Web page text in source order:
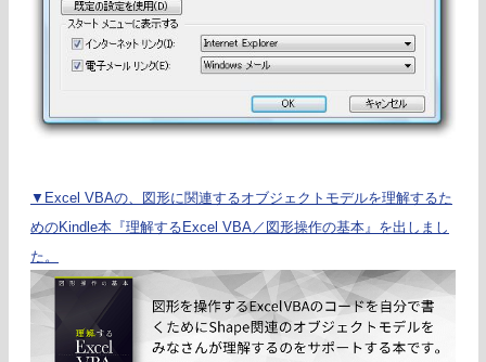
▼Excel VBAの、図形に関連するオブジェクトモデルを理解するた
めのKindle本『理解するExcel VBA／図形操作の基本』を出しまし
た。